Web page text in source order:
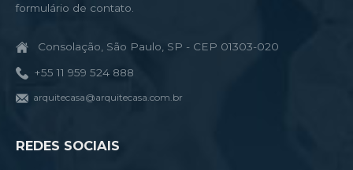
formulário de contato.
Consolação, São Paulo, SP - CEP 01303-020
+55 11 959 524 888
arquitecasa@arquitecasa.com.br
REDES SOCIAIS